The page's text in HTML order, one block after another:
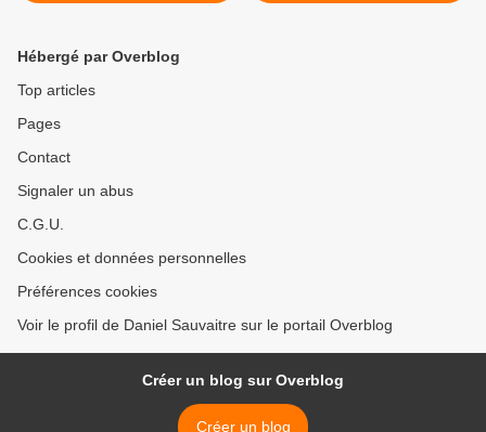
Hébergé par Overblog
Top articles
Pages
Contact
Signaler un abus
C.G.U.
Cookies et données personnelles
Préférences cookies
Voir le profil de Daniel Sauvaitre sur le portail Overblog
Créer un blog sur Overblog
Créer un blog